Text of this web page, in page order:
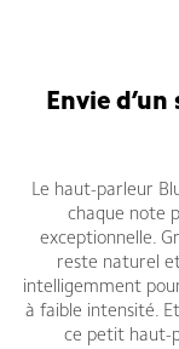
Envie
Le haut-parleur
chaque note
exceptionnelle.
reste naturel
intelligemment
à faible intensité.
ce petit haut-